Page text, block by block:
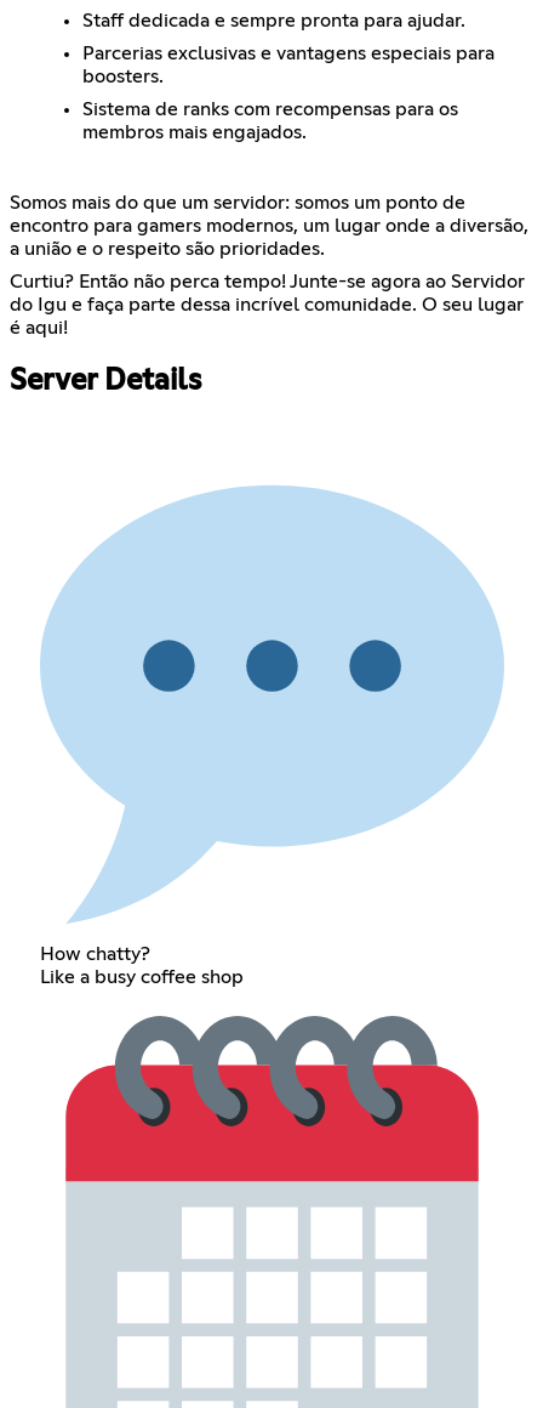
Staff dedicada e sempre pronta para ajudar.
Parcerias exclusivas e vantagens especiais para
boosters.
Sistema de ranks com recompensas para os
membros mais engajados.
Somos mais do que um servidor: somos um ponto de
encontro para gamers modernos, um lugar onde a diversão,
a união e o respeito são prioridades.
Curtiu? Então não perca tempo! Junte-se agora ao Servidor
do Igu e faça parte dessa incrível comunidade. O seu lugar
é aqui!
Server Details
How chatty?
Like a busy coffee shop